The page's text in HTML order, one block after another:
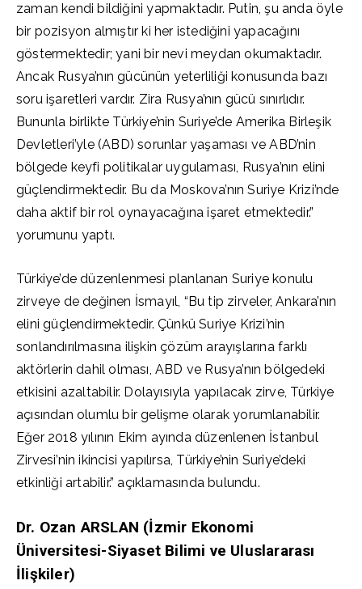
zaman kendi bildiğini yapmaktadır. Putin, şu anda öyle
bir pozisyon almıştır ki her istediğini yapacağını
göstermektedir; yani bir nevi meydan okumaktadır.
Ancak Rusya’nın gücünün yeterliliği konusunda bazı
soru işaretleri vardır. Zira Rusya’nın gücü sınırlıdır.
Bununla birlikte Türkiye’nin Suriye’de Amerika Birleşik
Devletleri’yle (ABD) sorunlar yaşaması ve ABD’nin
bölgede keyfi politikalar uygulaması, Rusya’nın elini
güçlendirmektedir. Bu da Moskova’nın Suriye Krizi’nde
daha aktif bir rol oynayacağına işaret etmektedir.”
yorumunu yaptı.
Türkiye’de düzenlenmesi planlanan Suriye konulu
zirveye de değinen İsmayıl, “Bu tip zirveler, Ankara’nın
elini güçlendirmektedir. Çünkü Suriye Krizi’nin
sonlandırılmasına ilişkin çözüm arayışlarına farklı
aktörlerin dahil olması, ABD ve Rusya’nın bölgedeki
etkisini azaltabilir. Dolayısıyla yapılacak zirve, Türkiye
açısından olumlu bir gelişme olarak yorumlanabilir.
Eğer 2018 yılının Ekim ayında düzenlenen İstanbul
Zirvesi’nin ikincisi yapılırsa, Türkiye’nin Suriye’deki
etkinliği artabilir.” açıklamasında bulundu.
Dr. Ozan ARSLAN (İzmir Ekonomi
Üniversitesi-Siyaset Bilimi ve Uluslararası
İlişkiler)